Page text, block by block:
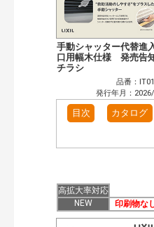
手動シャッター代替進
口用幅木仕様 発売告
チラシ
品番：
発行年月：
目次 カタログ
高拡大率対応
NEW
印刷物な